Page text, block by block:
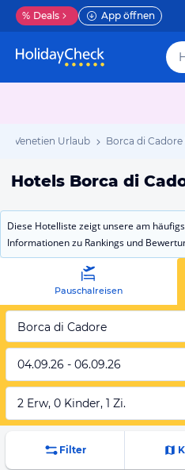
% Deals App öffnen
Venetien Urlaub Borca di
Hotels Borca di
Diese Hotelliste zeigt unsere am
Informationen zu Rankings und
Pauschalreisen
Borca di Cadore
04.09.26 - 06.09.26
2 Erw, 0 Kinder, 1 Zi.
Filter